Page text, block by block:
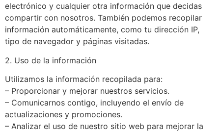
electrónico y cualquier otra información que decidas
compartir con nosotros. También podemos recopilar
información automáticamente, como tu dirección IP,
tipo de navegador y páginas visitadas.
2. Uso de la información
Utilizamos la información recopilada para:
– Proporcionar y mejorar nuestros servicios.
– Comunicarnos contigo, incluyendo el envío de
actualizaciones y promociones.
– Analizar el uso de nuestro sitio web para mejorar la